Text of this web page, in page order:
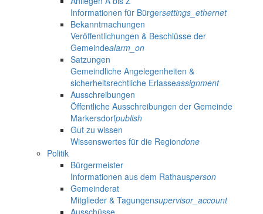
Informationen für Bürgersettings_ethernet
Bekanntmachungen
Veröffentlichungen & Beschlüsse der
Gemeindealarm_on
Satzungen
Gemeindliche Angelegenheiten &
sicherheitsrechtliche Erlasseassignment
Ausschreibungen
Öffentliche Ausschreibungen der Gemeinde
Markersdorfpublish
Gut zu wissen
Wissenswertes für die Regiondone
Politik
Bürgermeister
Informationen aus dem Rathausperson
Gemeinderat
Mitglieder & Tagungensupervisor_account